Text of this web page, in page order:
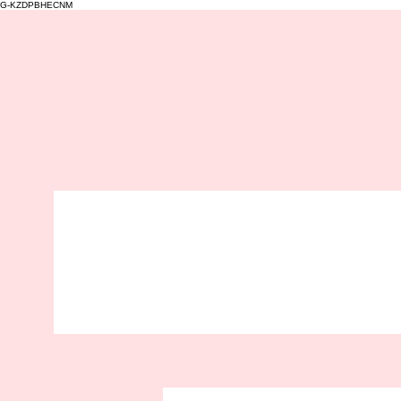
G-KZDPBHECNM